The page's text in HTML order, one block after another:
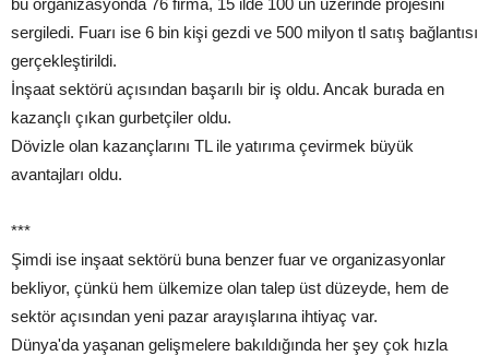
bu organizasyonda 76 firma, 15 ilde 100 ün üzerinde projesini
sergiledi. Fuarı ise 6 bin kişi gezdi ve 500 milyon tl satış bağlantısı
gerçekleştirildi.
İnşaat sektörü açısından başarılı bir iş oldu. Ancak burada en
kazançlı çıkan gurbetçiler oldu.
Dövizle olan kazançlarını TL ile yatırıma çevirmek büyük
avantajları oldu.
***
Şimdi ise inşaat sektörü buna benzer fuar ve organizasyonlar
bekliyor, çünkü hem ülkemize olan talep üst düzeyde, hem de
sektör açısından yeni pazar arayışlarına ihtiyaç var.
Dünya'da yaşanan gelişmelere bakıldığında her şey çok hızla